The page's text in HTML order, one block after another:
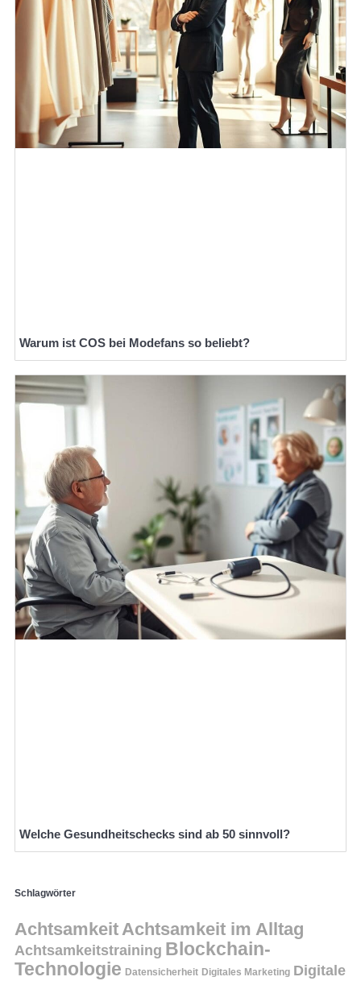
Warum ist COS bei Modefans so beliebt?
Welche Gesundheitschecks sind ab 50 sinnvoll?
Schlagwörter
AchtsamkeitAchtsamkeit im Alltag
Achtsamkeitstraining Blockchain-
Technologie Datensicherheit Digitales Marketing Digitale